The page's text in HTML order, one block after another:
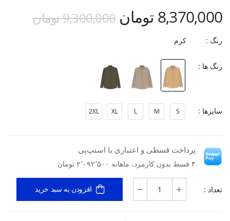
8,370,000 تومان 9,300,000 تومان
رنگ : کرم
رنگ ها :
سایزها : S
M
L
XL
2XL
پرداخت قسطی و اعتباری با اسنپ‌پی
۴ قسط بدون کارمزد، ماهانه ۲٬۰۹۲٬۵۰۰ تومان
تعداد : افزودن به سبد خرید